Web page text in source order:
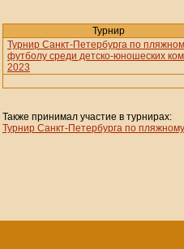
Турнир
Турнир Санкт-Петербурга по
футболу среди детско-юношеских
2023
Также принимал участие в турнирах:
Турнир Санкт-Петербурга по